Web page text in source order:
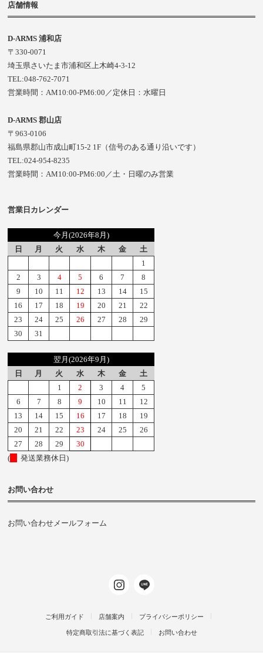
店舗情報
D-ARMS 浦和店
〒330-0071
埼玉県さいたま市浦和区上木崎4-3-12
TEL:048-762-7071
営業時間：AM10:00-PM6:00／定休日：水曜日
D-ARMS 郡山店
〒963-0106
福島県郡山市成山町15-2 1F（信号のある通り沿いです）
TEL:024-954-8235
営業時間：AM10:00-PM6:00／土・日曜のみ営業
営業日カレンダー
今月(2026年8月)
日
月 火 水 木 金
土
1
2
3 4 5 6 7
8
9
10 11 12 13 14
15
16
17 18 19 20 21
22
23
24 25 26 27 28
29
30
31
翌月(2026年9月)
日
月 火 水 木 金
土
1
2 3 4
5
6
7 8 9 10 11
12
13
14 15 16 17 18
19
20
21 22 23 24 25
26
27
28 29
30
(
発送業務休日)
お問い合わせ
お問い合わせメールフォーム
ご利用ガイド 店舗案内 プライバシーポリシー
特定商取引法に基づく表記 お問い合わせ